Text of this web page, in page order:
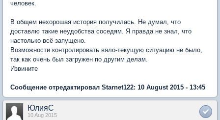
человек.
В общем нехорошая история получилась. Не думал, что
доставлю такие неудобства соседям. Я правда не знал, что
настолько всё запущено.
Возможности контролировать вяло-текущую ситуацию не было,
так как очень был загружен по другим делам.
Извините
Сообщение отредактировал Starnet122: 10 August 2015 - 13:45
ЮлияC
10 Aug 2015